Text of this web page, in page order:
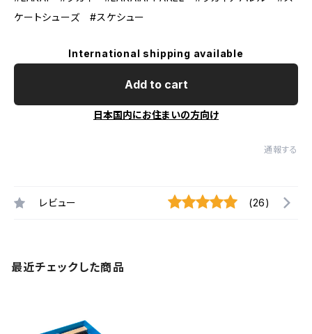
ケートシューズ #スケシュー
International shipping available
Add to cart
日本国内にお住まいの方向け
通報する
レビュー (26)
最近チェックした商品